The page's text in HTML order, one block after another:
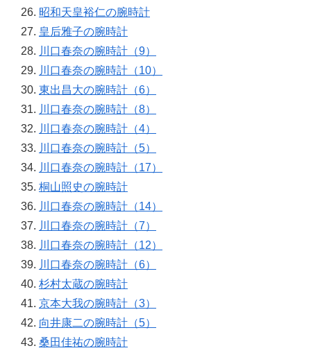
昭和天皇裕仁の腕時計
皇后雅子の腕時計
川口春奈の腕時計（9）
川口春奈の腕時計（10）
東出昌大の腕時計（6）
川口春奈の腕時計（8）
川口春奈の腕時計（4）
川口春奈の腕時計（5）
川口春奈の腕時計（17）
桐山照史の腕時計
川口春奈の腕時計（14）
川口春奈の腕時計（7）
川口春奈の腕時計（12）
川口春奈の腕時計（6）
杉村太蔵の腕時計
京本大我の腕時計（3）
向井康二の腕時計（5）
桑田佳祐の腕時計